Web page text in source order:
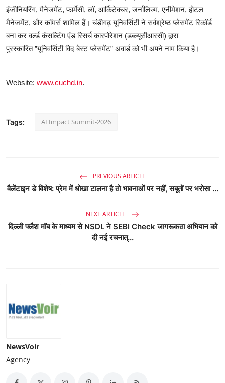
इंजीनियरिंग, मैनेजमेंट, फार्मेसी, लॉ, आर्किटेक्चर, जर्नालिज्म, एनीमेशन, होटल
मैनेजमेंट, और कॉमर्स शामिल हैं। चंडीगढ़ यूनिवर्सिटी ने सर्वश्रेष्ठ प्लेसमेंट रिकॉर्ड
बना कर वर्ल्ड कंसल्टिंग एंड रिसर्च कारपोरेशन (डब्ल्यूसीआरसी) द्वारा
पुरस्कारित ”यूनिवर्सिटी विद बेस्ट प्लेसमेंट” अवार्ड को भी अपने नाम किया है।
Website: www.cuchd.in.
Tags: AI Impact Summit-2026
PREVIOUS ARTICLE
वैलेंटाइन डे विशेष: प्रेम में धोखा टालना है तो भावनाओं पर नहीं, सबूतों पर भरोसा ...
NEXT ARTICLE
दिल्ली फ्लैश मॉब के माध्यम से NSDL ने SEBI Check जागरूकता अभियान को
दी नई रचनात्...
NewsVoir
Agency